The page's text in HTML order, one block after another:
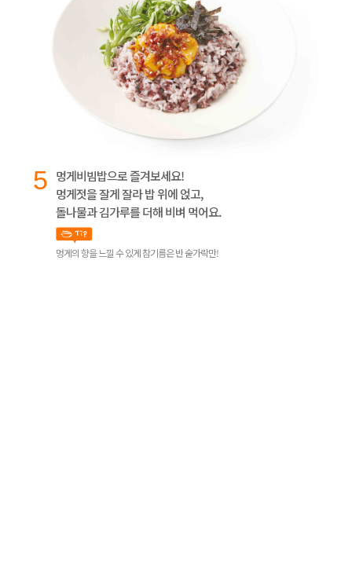
5 멍게비빔밥으로 즐겨보세요!
멍게젓을 잘게 잘라 밥 위에 얹고,
돌나물과 김가루를 더해 비벼 먹어요.
멍게의 향을 느낄 수 있게 참기름은 반 숟가락만!